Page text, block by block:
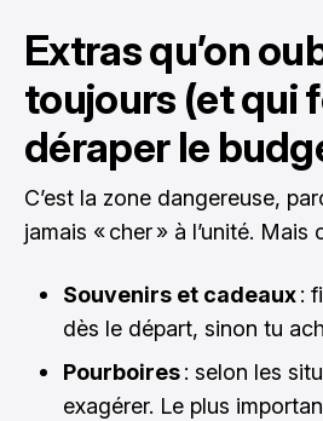
Extras qu’on
toujours (et qui
déraper le
C’est la zone dangereuse,
jamais « cher » à l’unité. Mais
Souvenirs et cadeaux:
dès le départ, sinon tu
Pourboires: selon les
exagérer. Le plus